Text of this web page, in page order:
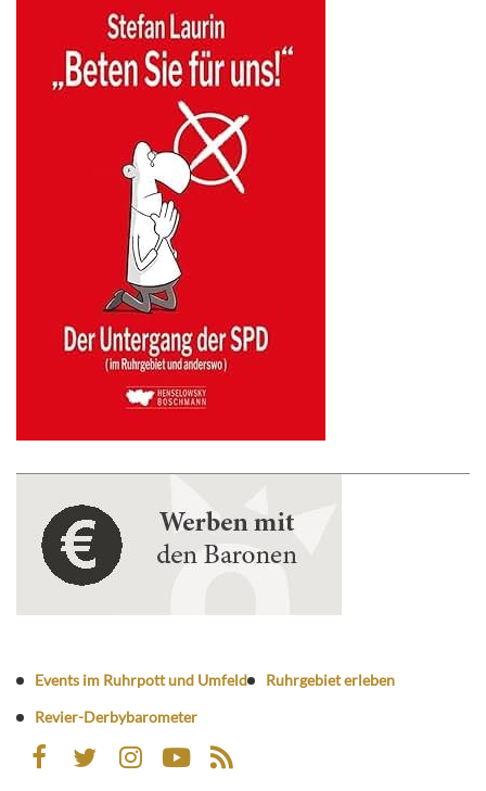
Events im Ruhrpott und Umfeld
Ruhrgebiet erleben
Revier-Derbybarometer